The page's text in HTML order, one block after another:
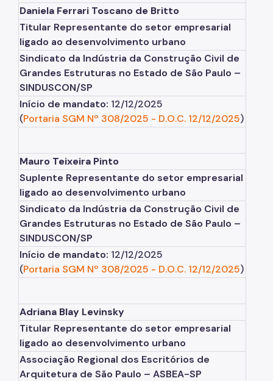
Daniela Ferrari Toscano de Britto
Titular Representante do setor empresarial
ligado ao desenvolvimento urbano
Sindicato da Indústria da Construção Civil de
Grandes Estruturas no Estado de São Paulo –
SINDUSCON/SP
Início de mandato: 12/12/2025
(Portaria SGM Nº 308/2025 - D.O.C. 12/12/2025)
Mauro Teixeira Pinto
Suplente Representante do setor empresarial
ligado ao desenvolvimento urbano
Sindicato da Indústria da Construção Civil de
Grandes Estruturas no Estado de São Paulo –
SINDUSCON/SP
Início de mandato: 12/12/2025
(Portaria SGM Nº 308/2025 - D.O.C. 12/12/2025)
Adriana Blay Levinsky
Titular Representante do setor empresarial
ligado ao desenvolvimento urbano
Associação Regional dos Escritórios de
Arquitetura de São Paulo – ASBEA-SP